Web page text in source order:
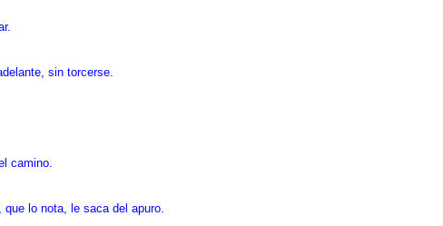
sin torcerse.
camino.
lo nota, le saca del apuro.